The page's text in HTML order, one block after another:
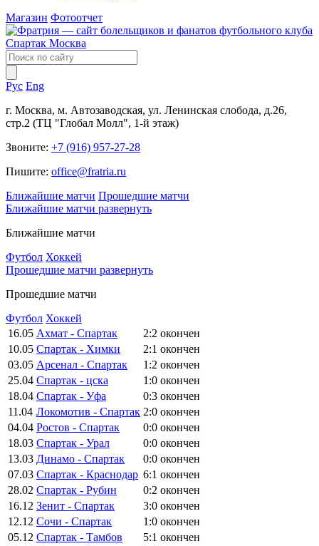
Магазин Фотоотчет
Рус Eng
г. Москва, м. Автозаводская, ул. Ленинская слобода, д.26,
стр.2 (ТЦ "Глобал Молл", 1-й этаж)
Звоните: +7 (916) 957-27-28
Пишите: office@fratria.ru
Ближайшие матчи Прошедшие матчи
Ближайшие матчи развернуть
Ближайшие матчи
Футбол Хоккей
Прошедшие матчи развернуть
Прошедшие матчи
Футбол Хоккей
16.05 Ахмат - Спартак 2:2 окончен
10.05 Спартак - Химки 2:1 окончен
03.05 Арсенал - Спартак 1:2 окончен
25.04 Спартак - цска 1:0 окончен
18.04 Спартак - Уфа 0:3 окончен
11.04 Локомотив - Спартак 2:0 окончен
04.04 Ростов - Спартак 0:0 окончен
18.03 Спартак - Урал 0:0 окончен
13.03 Динамо - Спартак 0:0 окончен
07.03 Спартак - Краснодар 6:1 окончен
28.02 Спартак - Рубин 0:2 окончен
16.12 Зенит - Спартак 3:0 окончен
12.12 Сочи - Спартак 1:0 окончен
05.12 Спартак - Тамбов 5:1 окончен